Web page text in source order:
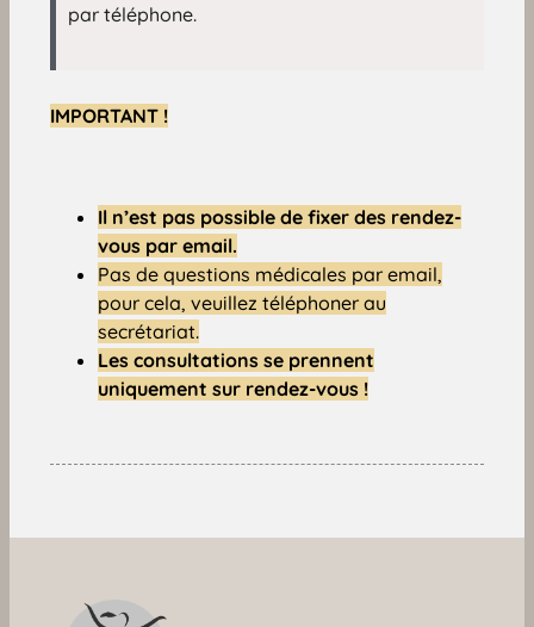
par téléphone.
IMPORTANT !
Il n’est pas possible de fixer des rendez-
vous par email.
Pas de questions médicales par email,
pour cela, veuillez téléphoner au
secrétariat.
Les consultations se prennent
uniquement sur rendez-vous !